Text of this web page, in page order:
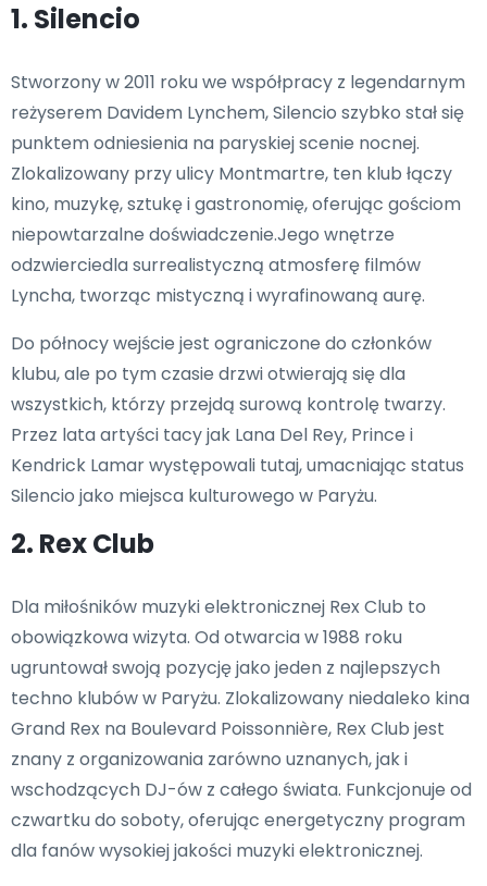
1. Silencio
Stworzony w 2011 roku we współpracy z legendarnym
reżyserem Davidem Lynchem, Silencio szybko stał się
punktem odniesienia na paryskiej scenie nocnej.
Zlokalizowany przy ulicy Montmartre, ten klub łączy
kino, muzykę, sztukę i gastronomię, oferując gościom
niepowtarzalne doświadczenie.Jego wnętrze
odzwierciedla surrealistyczną atmosferę filmów
Lyncha, tworząc mistyczną i wyrafinowaną aurę.
Do północy wejście jest ograniczone do członków
klubu, ale po tym czasie drzwi otwierają się dla
wszystkich, którzy przejdą surową kontrolę twarzy.
Przez lata artyści tacy jak Lana Del Rey, Prince i
Kendrick Lamar występowali tutaj, umacniając status
Silencio jako miejsca kulturowego w Paryżu.
2. Rex Club
Dla miłośników muzyki elektronicznej Rex Club to
obowiązkowa wizyta. Od otwarcia w 1988 roku
ugruntował swoją pozycję jako jeden z najlepszych
techno klubów w Paryżu. Zlokalizowany niedaleko kina
Grand Rex na Boulevard Poissonnière, Rex Club jest
znany z organizowania zarówno uznanych, jak i
wschodzących DJ-ów z całego świata. Funkcjonuje od
czwartku do soboty, oferując energetyczny program
dla fanów wysokiej jakości muzyki elektronicznej.